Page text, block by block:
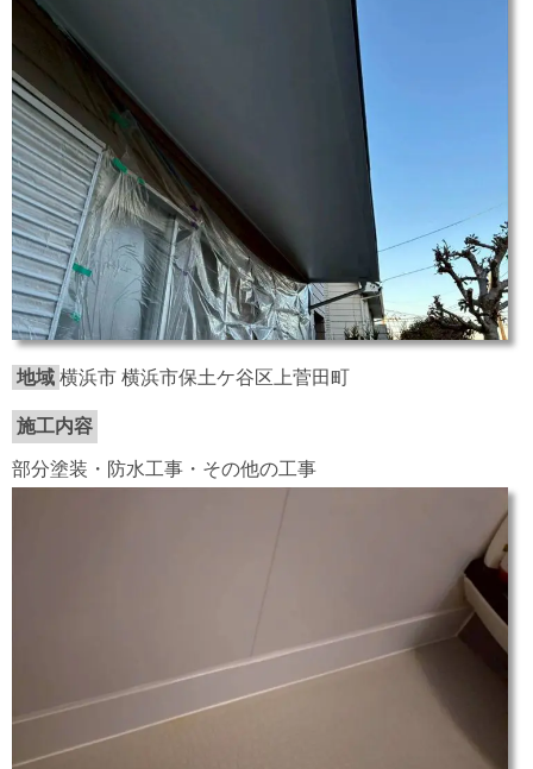
地域 横浜市 横浜市保土ケ谷区上菅田町
施工内容
部分塗装・防水工事・その他の工事